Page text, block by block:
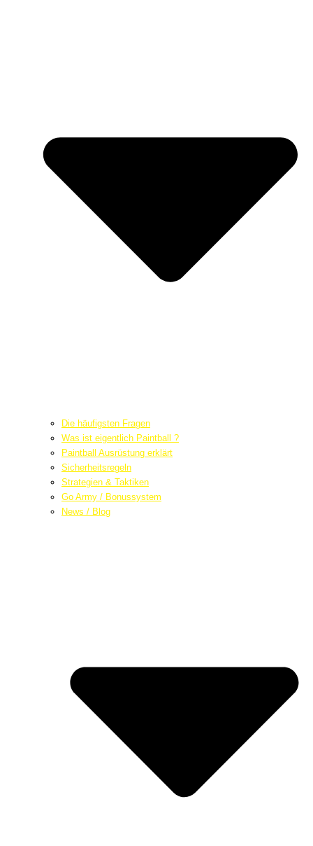
Die häufigsten Fragen
Was ist eigentlich Paintball ?
Paintball Ausrüstung erklärt
Sicherheitsregeln
Strategien & Taktiken
Go Army / Bonussystem
News / Blog